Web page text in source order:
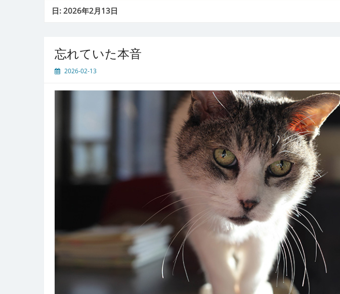
日:2026年2月13日
忘れていた本音
2026-02-13